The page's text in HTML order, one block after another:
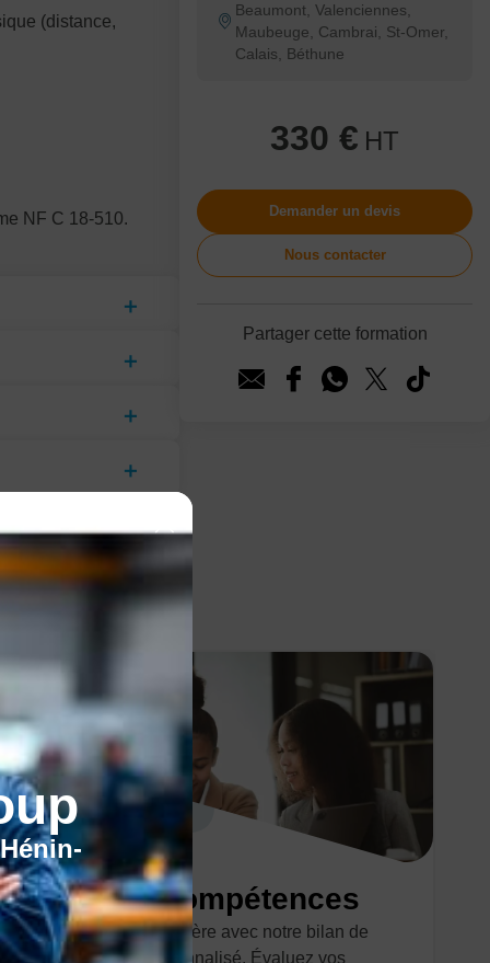
(distance,
NF C 18-510.
Beaumont, Valenciennes,
Maubeuge, Cambrai, St-Omer,
Calais, Béthune
330 € HT
Demander un devis
Nous contacter
Partager cette formation
Bilan de compétences
Optimisez votre carrière avec notre bilan de
compétences personnalisé. Évaluez vos